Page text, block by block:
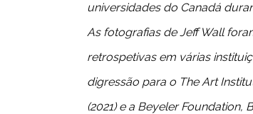
universidades do Canadá
As fotografias de Jeff Wall
retrospetivas em várias
digressão para o The Art
(2021) e a Beyeler Foundation,